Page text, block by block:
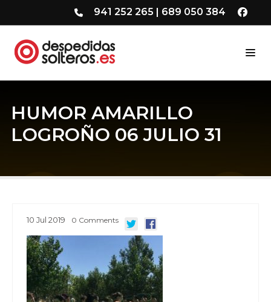
941 252 265 | 689 050 384
HUMOR AMARILLO
LOGROÑO 06 JULIO 31
10 Jul 2019 0 Comments